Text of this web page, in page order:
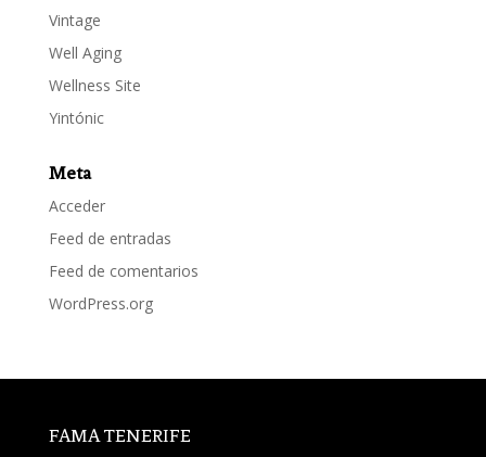
Vintage
Well Aging
Wellness Site
Yintónic
Meta
Acceder
Feed de entradas
Feed de comentarios
WordPress.org
FAMA TENERIFE